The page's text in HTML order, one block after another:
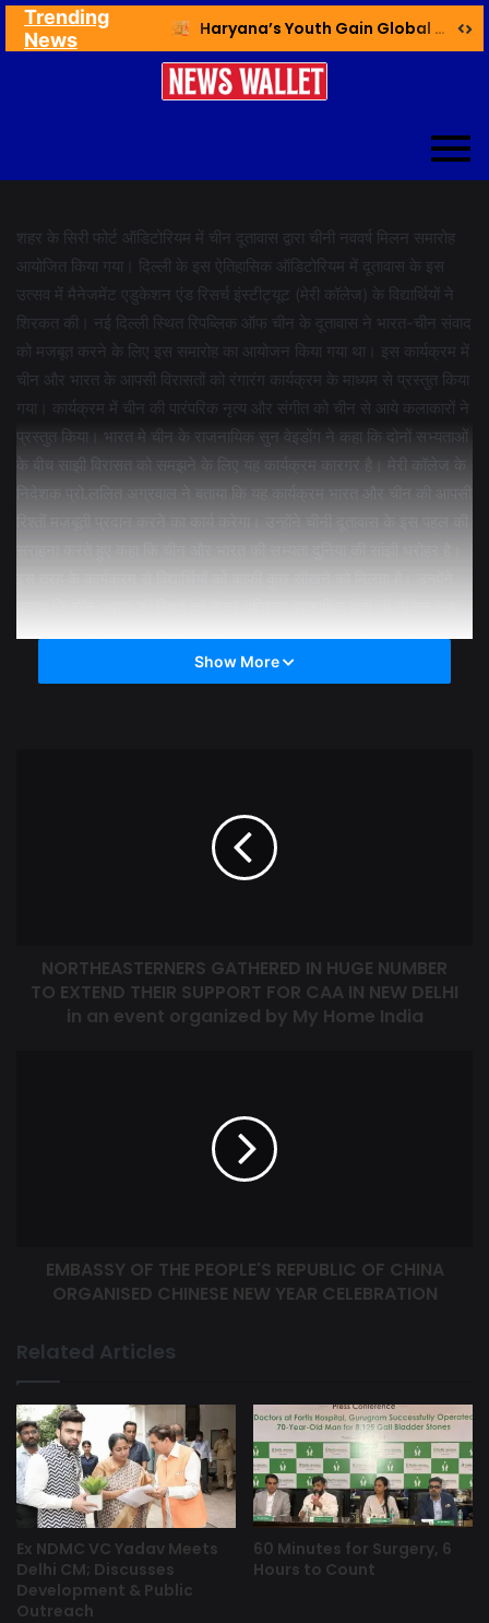
Trending
News
Haryana’s Youth Gain Global Healthcare Career Boost Through New Skilling Partnership
शहर के सिरी फोर्ट ऑडिटोरियम में चीन दूतावास द्वारा चीनी नववर्ष मिलन समारोह
आयोजित किया गया। दिल्ली के इस ऐतिहासिक ऑडिटोरियम में दूतावास के इस
उत्सव में मैनेजमेंट एडुकेशन एंड रिसर्च इंस्टीट्यूट (मेरी कॉलेज) के विद्यार्थियों ने
शिरकत की। नई दिल्ली स्थित रिपब्लिक ऑफ चीन के दूतावास ने भारत-चीन संवाद
को मजबूत करने के लिए इस समारोह का आयोजन किया गया था। इस कार्यक्रम में
चीन और भारत के आपसी विरासतों को रंगारंग कार्यक्रम के माध्यम से प्रस्तुत किया
गया। कार्यक्रम में चीन की पारंपरिक नृत्य और संगीत को चीन से आये कलाकारों ने
प्रस्तुत किया। भारत मे चीन के राजनायिक सुन वेइडोंग ने कहा कि दोनों सभ्यताओं
के बीच साझी विरासत को समझने के लिए यह कार्यक्रम कारगर है। मेरी कॉलेज के
निदेशक प्रो.ललित अग्रवाल ने बताया कि यह कार्यक्रम भारत और चीन की आपसी
रिश्तों मज़बूती प्रदान करने का कार्य करेगा। उन्होंने चीनी दूतावास के इस पहल की
मेरी कॉलेज द्वारा भारत-चीन संवाद नाम से एक पत्रिका प्रकाशित की जाएगी। इस
पत्रिका में भारत और चीन के आपसी संवाद को बेहतर करने में बल मिलेगा। उन्होंने
सांस्कृतिक समन्वयक मिस्टर ज्हाँग को धन्यवाद दिया। कार्यक्रम में पत्रकारिता एवं
जनसंचार विभाग, बीटेक, एमबीए, बीबीए के 150 से अधिक संख्या में मेरी कॉलेज के
Show More
NORTHEASTERNERS GATHERED IN HUGE NUMBER
TO EXTEND THEIR SUPPORT FOR CAA IN NEW DELHI
in an event organized by My Home India
EMBASSY OF THE PEOPLE'S REPUBLIC OF CHINA
ORGANISED CHINESE NEW YEAR CELEBRATION
Related Articles
Ex NDMC VC Yadav Meets
Delhi CM; Discusses
Development & Public
Outreach
60 Minutes for Surgery, 6
Hours to Count